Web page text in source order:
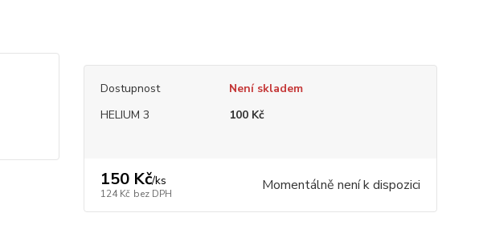
Dostupnost
Není skladem
HELIUM 3
100 Kč
150 Kč/ks
124 Kč bez DPH Momentálně není k dispozici